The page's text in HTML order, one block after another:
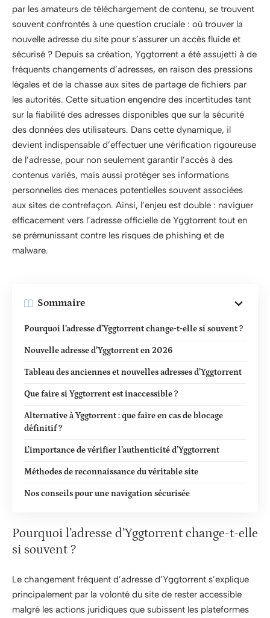
par les amateurs de téléchargement de contenu, se trouvent
souvent confrontés à une question cruciale : où trouver la
nouvelle adresse du site pour s’assurer un accès fluide et
sécurisé ? Depuis sa création, Yggtorrent a été assujetti à de
fréquents changements d’adresses, en raison des pressions
légales et de la chasse aux sites de partage de fichiers par
les autorités. Cette situation engendre des incertitudes tant
sur la fiabilité des adresses disponibles que sur la sécurité
des données des utilisateurs. Dans cette dynamique, il
devient indispensable d’effectuer une vérification rigoureuse
de l’adresse, pour non seulement garantir l’accès à des
contenus variés, mais aussi protéger ses informations
personnelles des menaces potentielles souvent associées
aux sites de contrefaçon. Ainsi, l’enjeu est double : naviguer
efficacement vers l’adresse officielle de Yggtorrent tout en
se prémunissant contre les risques de phishing et de
malware.
Sommaire
Pourquoi l’adresse d’Yggtorrent change-t-elle si souvent ?
Nouvelle adresse d’Yggtorrent en 2026
Tableau des anciennes et nouvelles adresses d’Yggtorrent
Que faire si Yggtorrent est inaccessible ?
Alternative à Yggtorrent : que faire en cas de blocage
définitif ?
L’importance de vérifier l’authenticité d’Yggtorrent
Méthodes de reconnaissance du véritable site
Nos conseils pour une navigation sécurisée
Pourquoi l’adresse d’Yggtorrent change-t-elle
si souvent ?
Le changement fréquent d’adresse d’Yggtorrent s’explique
principalement par la volonté du site de rester accessible
malgré les actions juridiques que subissent les plateformes